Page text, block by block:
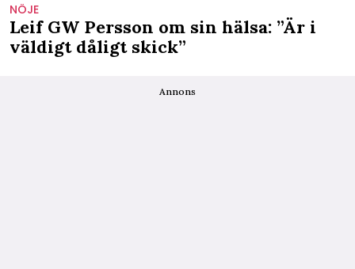
NÖJE
Leif GW Persson om sin hälsa: ”Är i
väldigt dåligt skick”
Annons